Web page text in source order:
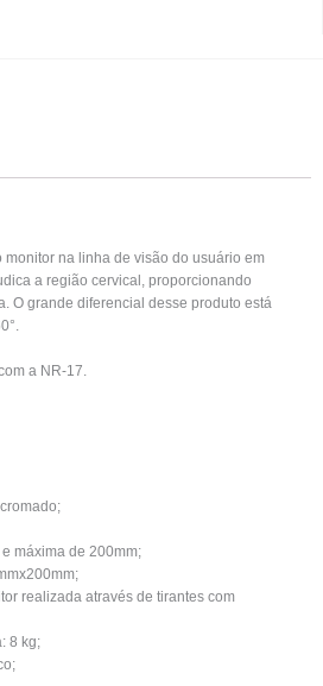
monitor na linha de visão do usuário em
a região cervical, proporcionando
O grande diferencial desse produto está
a NR-17.
máxima de 200mm;
realizada através de tirantes com
8 kg;